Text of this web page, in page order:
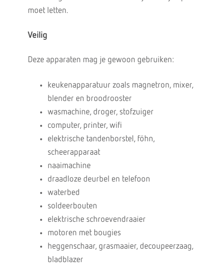
moet letten.
Veilig
Deze apparaten mag je gewoon gebruiken:
keukenapparatuur zoals magnetron, mixer,
blender en broodrooster
wasmachine, droger, stofzuiger
computer, printer, wifi
elektrische tandenborstel, föhn,
scheerapparaat
naaimachine
draadloze deurbel en telefoon
waterbed
soldeerbouten
elektrische schroevendraaier
motoren met bougies
heggenschaar, grasmaaier, decoupeerzaag,
bladblazer